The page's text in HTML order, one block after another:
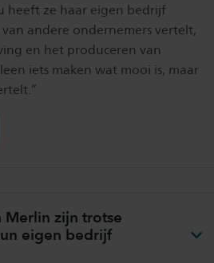
heeft ze haar eigen bedrijf
andere ondernemers vertelt,
en het produceren van
iets maken wat mooi is, maar
Merlin zijn trotse
eigen bedrijf